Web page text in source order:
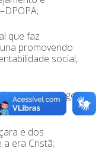
que faz
promovendo
social,
do código
e dos
era Cristã;